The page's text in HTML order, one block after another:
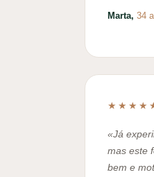
Marta, 34
«Já
mas este
bem e